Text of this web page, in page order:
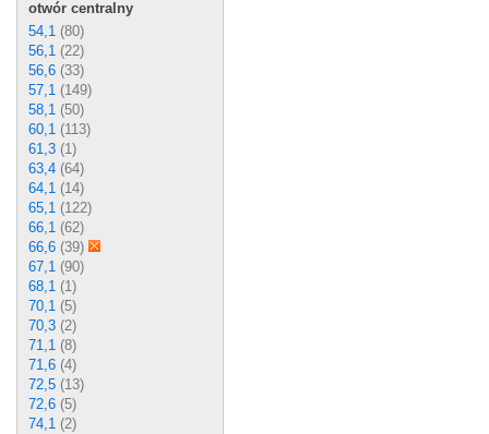
otwór centralny
54,1 (80)
56,1 (22)
56,6 (33)
57,1 (149)
58,1 (50)
60,1 (113)
61,3 (1)
63,4 (64)
64,1 (14)
65,1 (122)
66,1 (62)
66,6 (39)
67,1 (90)
68,1 (1)
70,1 (5)
70,3 (2)
71,1 (8)
71,6 (4)
72,5 (13)
72,6 (5)
74,1 (2)